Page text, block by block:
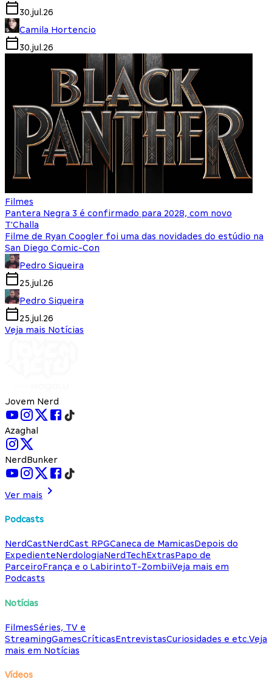
30.jul.26
Camila Hortencio
30.jul.26
Filmes
Pantera Negra 3 é confirmado para 2028, com novo
T'Challa
Filme de Ryan Coogler foi uma das novidades do estúdio na
San Diego Comic-Con
Pedro Siqueira
25.jul.26
Pedro Siqueira
25.jul.26
Veja mais Notícias
Jovem Nerd
Azaghal
NerdBunker
Ver mais
Podcasts
NerdCastNerdCast RPGCaneca de MamicasDepois do
ExpedienteNerdologiaNerdTechExtrasPapo de
ParceiroFrança e o LabirintoT-ZombiiVeja mais em
Podcasts
Notícias
FilmesSéries, TV e
StreamingGamesCríticasEntrevistasCuriosidades e etc.Veja
mais em Notícias
Vídeos